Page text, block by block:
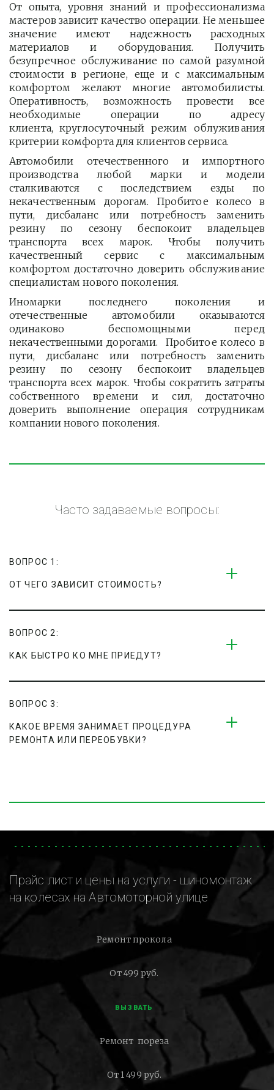
От опыта, уровня знаний и профессионализма
мастеров зависит качество операции. Не меньшее
значение имеют надежность расходных
материалов и оборудования. Получить
безупречное обслуживание по самой разумной
стоимости в регионе, еще и с максимальным
комфортом желают многие автомобилисты.
Оперативность, возможность провести все
необходимые операции по адресу
клиента, круглосуточный режим облуживания
критерии комфорта для клиентов сервиса.
Автомобили отечественного и импортного
производства любой марки и модели
сталкиваются с последствием езды по
некачественным дорогам. Пробитое колесо в
пути, дисбаланс или потребность заменить
резину по сезону беспокоит владельцев
транспорта всех марок. Чтобы получить
качественный сервис с максимальным
комфортом достаточно доверить обслуживание
специалистам нового поколения.
Иномарки последнего поколения и
отечественные автомобили оказываются
одинаково беспомощными перед
некачественными дорогами. Пробитое колесо в
пути, дисбаланс или потребность заменить
резину по сезону беспокоит владельцев
транспорта всех марок. Чтобы сократить затраты
собственного времени и сил, достаточно
доверить выполнение операция сотрудникам
компании нового поколения.
Часто задаваемые вопросы:
ВОПРОС 1:
ОТ ЧЕГО ЗАВИСИТ СТОИМОСТЬ?
ВОПРОС 2:
КАК БЫСТРО КО МНЕ ПРИЕДУТ?
ВОПРОС 3:
КАКОЕ ВРЕМЯ ЗАНИМАЕТ ПРОЦЕДУРА
РЕМОНТА ИЛИ ПЕРЕОБУВКИ?
Прайс лист и цены на услуги - шиномонтаж
на колесах на Автомоторной улице
Ремонт прокола
От 499 руб.
ВЫЗВАТЬ
Ремонт пореза
От 1 499 руб.